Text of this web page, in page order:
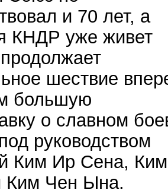
и 70 лет, а
КНДР уже живет
шествие
большую
о славном
руководством
Ким Ир Сена, Ким
Ким Чен Ына.